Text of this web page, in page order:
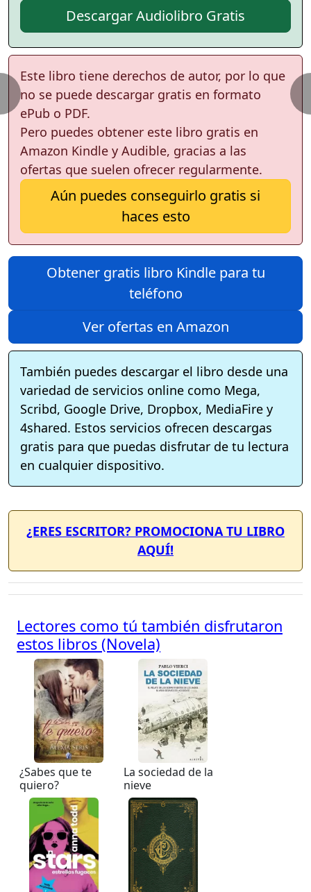
Descargar Audiolibro Gratis
Este libro tiene derechos de autor, por lo que
no se puede descargar gratis en formato
ePub o PDF.
Pero puedes obtener este libro gratis en
Amazon Kindle y Audible, gracias a las
ofertas que suelen ofrecer regularmente.
Aún puedes conseguirlo gratis si
haces esto
Obtener gratis libro Kindle para tu
teléfono
Ver ofertas en Amazon
También puedes descargar el libro desde una
variedad de servicios online como Mega,
Scribd, Google Drive, Dropbox, MediaFire y
4shared. Estos servicios ofrecen descargas
gratis para que puedas disfrutar de tu lectura
en cualquier dispositivo.
¿ERES ESCRITOR? PROMOCIONA TU LIBRO
AQUÍ!
Lectores como tú también disfrutaron
estos libros (Novela)
¿Sabes que te
quiero?
La sociedad de la
nieve